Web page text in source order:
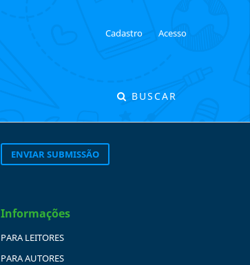
BUSCAR
Cadastro Acesso
ENVIAR SUBMISSÃO
Informações
PARA LEITORES
PARA AUTORES